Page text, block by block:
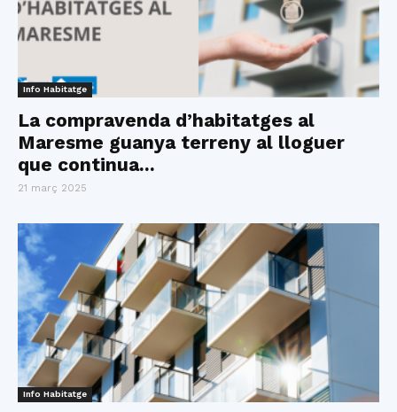
Info Habitatge
La compravenda d’habitatges al
Maresme guanya terreny al lloguer
que continua...
21 març 2025
Info Habitatge